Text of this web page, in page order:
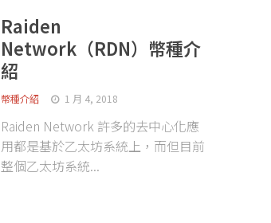
Raiden
Network（RDN）幣種介
紹
幣種介紹 1 月 4, 2018
Raiden Network 許多的去中心化應
用都是基於乙太坊系統上，而但目前
整個乙太坊系統...